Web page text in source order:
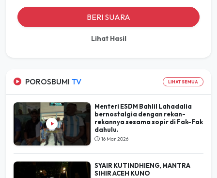
BERI SUARA
Lihat Hasil
POROSBUMI TV LIHAT SEMUA
Menteri ESDM Bahlil Lahadalia
bernostalgia dengan rekan-
rekannya sesama sopir di Fak-Fak
dahulu.
16 Mar 2026
SYAIR KUTINDHIENG, MANTRA
SIHIR ACEH KUNO